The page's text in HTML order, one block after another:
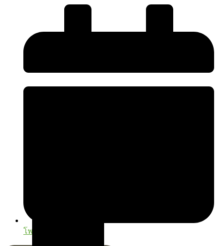
โพสต์เมื่อ